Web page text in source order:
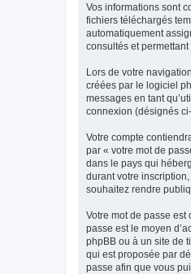
Vos informations sont
fichiers téléchargés
automatiquement
consultés et permettant
Lors de votre
créées par le logiciel
messages en tant
connexion (désignés
Votre compte
par « votre mot de
dans le pays qui
durant votre
souhaitez rendre
Votre mot de passe
passe est le moyen
phpBB ou à un site de
qui est proposée par
passe afin que vous